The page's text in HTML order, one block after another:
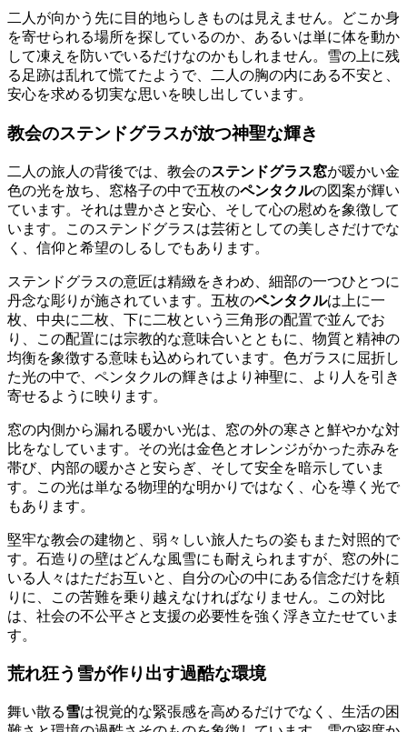
二人が向かう先に目的地らしきものは見えません。どこか身
を寄せられる場所を探しているのか、あるいは単に体を動か
して凍えを防いでいるだけなのかもしれません。雪の上に残
る足跡は乱れて慌てたようで、二人の胸の内にある不安と、
安心を求める切実な思いを映し出しています。
教会のステンドグラスが放つ神聖な輝き
二人の旅人の背後では、教会のステンドグラス窓が暖かい金
色の光を放ち、窓格子の中で五枚のペンタクルの図案が輝い
ています。それは豊かさと安心、そして心の慰めを象徴して
います。このステンドグラスは芸術としての美しさだけでな
く、信仰と希望のしるしでもあります。
ステンドグラスの意匠は精緻をきわめ、細部の一つひとつに
丹念な彫りが施されています。五枚のペンタクルは上に一
枚、中央に二枚、下に二枚という三角形の配置で並んでお
り、この配置には宗教的な意味合いとともに、物質と精神の
均衡を象徴する意味も込められています。色ガラスに屈折し
た光の中で、ペンタクルの輝きはより神聖に、より人を引き
寄せるように映ります。
窓の内側から漏れる暖かい光は、窓の外の寒さと鮮やかな対
比をなしています。その光は金色とオレンジがかった赤みを
帯び、内部の暖かさと安らぎ、そして安全を暗示していま
す。この光は単なる物理的な明かりではなく、心を導く光で
もあります。
堅牢な教会の建物と、弱々しい旅人たちの姿もまた対照的で
す。石造りの壁はどんな風雪にも耐えられますが、窓の外に
いる人々はただお互いと、自分の心の中にある信念だけを頼
りに、この苦難を乗り越えなければなりません。この対比
は、社会の不公平さと支援の必要性を強く浮き立たせていま
す。
荒れ狂う雪が作り出す過酷な環境
舞い散る雪は視覚的な緊張感を高めるだけでなく、生活の困